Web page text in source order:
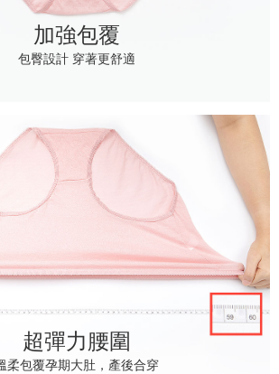
加強包覆
包臀設計 穿著更舒適
超彈力腰圍
柔包覆孕期大肚，產後合穿